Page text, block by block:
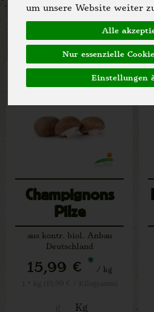
um unsere Website weiter
Alle
Nur essenzielle
Einstellungen
Allergene
Champignons
Pilze
aus kontr. biol. Anbau
Deutschland
15,99 € * / kg
Kg